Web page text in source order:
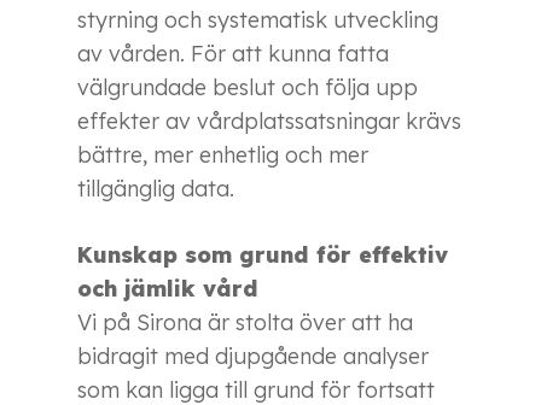
styrning och systematisk utveckling
av vården. För att kunna fatta
välgrundade beslut och följa upp
effekter av vårdplatssatsningar krävs
bättre, mer enhetlig och mer
tillgänglig data.
Kunskap som grund för effektiv
och jämlik vård
Vi på Sirona är stolta över att ha
bidragit med djupgående analyser
som kan ligga till grund för fortsatt